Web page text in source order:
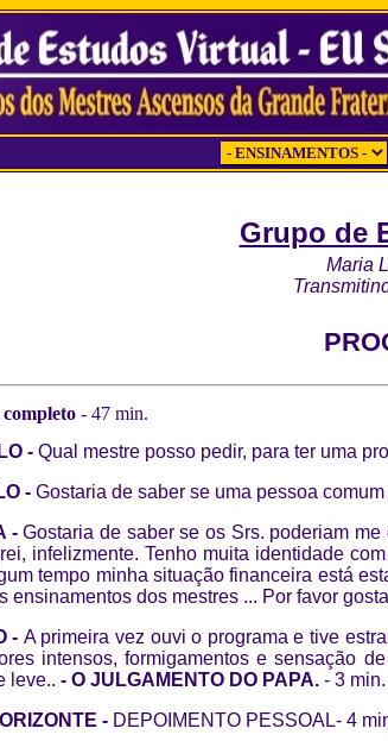
Grupo de
Maria
- 47 min.
-Qual mestre posso pedir, para ter uma
- Gostaria de saber se uma pessoa
-Gostaria de saber se os Srs. poderiam
infelizmente. Tenho muita identidade
tempo minha situação financeira está
ensinamentos dos mestres ... Por favor
- A primeira vez ouvi o programa e tive
intensos, formigamentos e sensação
leve.. - O JULGAMENTO DO PAPA. - 3 min.
- DEPOIMENTO PESSOAL- 4